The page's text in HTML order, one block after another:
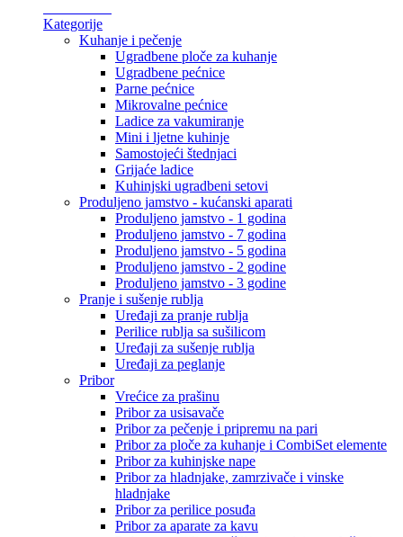
Kategorije
Kuhanje i pečenje
Ugradbene ploče za kuhanje
Ugradbene pećnice
Parne pećnice
Mikrovalne pećnice
Ladice za vakumiranje
Mini i ljetne kuhinje
Samostojeći štednjaci
Grijaće ladice
Kuhinjski ugradbeni setovi
Produljeno jamstvo - kućanski aparati
Produljeno jamstvo - 1 godina
Produljeno jamstvo - 7 godina
Produljeno jamstvo - 5 godina
Produljeno jamstvo - 2 godine
Produljeno jamstvo - 3 godine
Pranje i sušenje rublja
Uređaji za pranje rublja
Perilice rublja sa sušilicom
Uređaji za sušenje rublja
Uređaji za peglanje
Pribor
Vrećice za prašinu
Pribor za usisavače
Pribor za pečenje i pripremu na pari
Pribor za ploče za kuhanje i CombiSet elemente
Pribor za kuhinjske nape
Pribor za hladnjake, zamrzivače i vinske
hladnjake
Pribor za perilice posuđa
Pribor za aparate za kavu